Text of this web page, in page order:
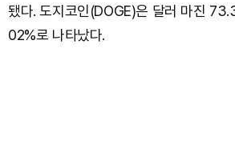
됐다. 도지코인(DOGE)은 달러 마진
02%로 나타났다.